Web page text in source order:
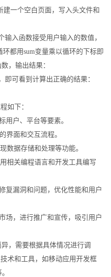
建一个空白页面，写入头文件和
入函数接受用户输入的数值，
都用sum变量乘以循环的下标即
，输出结果：
可看到计算出正确的结果：
如下：
用户、平台等要素。
界面和交互流程。
数据存储和处理等功能。
相关编程语言和开发工具编写
复漏洞和问题，优化性能和用户
场，进行推广和宣传，吸引用户
，需要根据具体情况进行调
术和工具，如移动应用开发框